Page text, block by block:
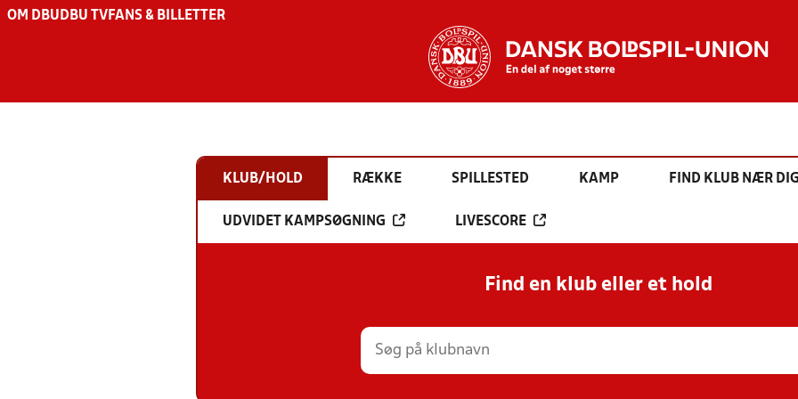
OM DBU DBU TV FANS & BILLETTER
KLUB/HOLD RÆKKE SPILLESTED KAMP FIND KLUB NÆR
UDVIDET KAMPSØGNING LIVESCORE
Find en klub eller et hold